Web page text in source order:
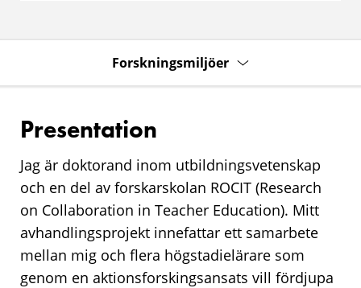
Forskningsmiljöer
Presentation
Jag är doktorand inom utbildningsvetenskap
och en del av forskarskolan ROCIT (Research
on Collaboration in Teacher Education). Mitt
avhandlingsprojekt innefattar ett samarbete
mellan mig och flera högstadielärare som
genom en aktionsforskingsansats vill fördjupa